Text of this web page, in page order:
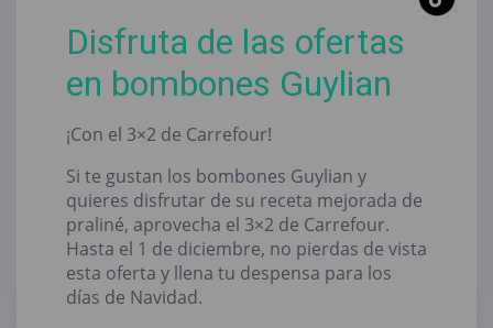
Disfruta de las ofertas
en bombones Guylian
¡Con el 3×2 de Carrefour!
Si te gustan los bombones Guylian y
quieres disfrutar de su receta mejorada de
praliné, aprovecha el 3×2 de Carrefour.
Hasta el 1 de diciembre, no pierdas de vista
esta oferta y llena tu despensa para los
días de Navidad.